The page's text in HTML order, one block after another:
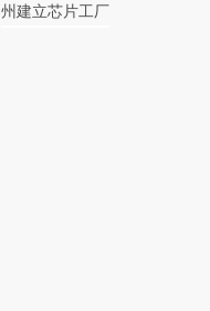
州建立芯片工厂